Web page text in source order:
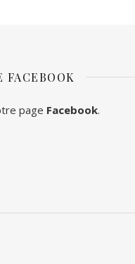
FACEBOOK
page Facebook.